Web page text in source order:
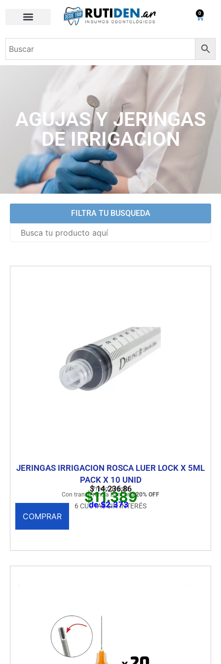
0
AGUJAS Y JERINGAS
DE IRRIGACION
FILTRA TU BUSQUEDA
JERINGAS IRRIGACION ROSCA LUER LOCK X 5ML
PACK X 10 UNID
Precio de lista
$14.236,86
Con transferencia bancaria20% OFF
$11.389
6 CUOTAS SIN INTERÉS
de $2.373
COMPRAR